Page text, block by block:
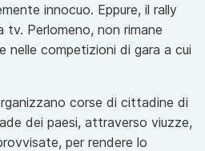
innocuo. Eppure, il rally
Perlomeno, non rimane
nelle competizioni di gara a cui
corse di cittadine di
dei paesi, attraverso viuzze,
per rendere lo